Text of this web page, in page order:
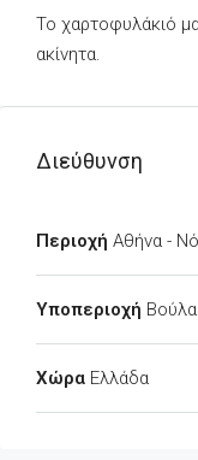
Το χαρτοφυλάκιό
ακίνητα.
Διεύθυνση
Περιοχή Αθήνα -
Υποπεριοχή Βούλα
Χώρα Ελλάδα